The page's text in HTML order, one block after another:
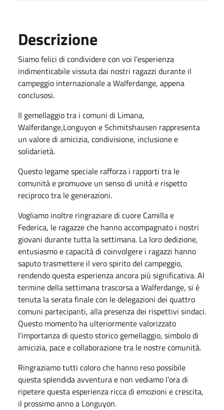
Descrizione
Siamo felici di condividere con voi l’esperienza
indimenticabile vissuta dai nostri ragazzi durante il
campeggio internazionale a Walferdange, appena
conclusosi.
Il gemellaggio tra i comuni di Limana,
Walferdange,Longuyon e Schmitshausen rappresenta
un valore di amicizia, condivisione, inclusione e
solidarietà.
Questo legame speciale rafforza i rapporti tra le
comunità e promuove un senso di unità e rispetto
reciproco tra le generazioni.
Vogliamo inoltre ringraziare di cuore Camilla e
Federica, le ragazze che hanno accompagnato i nostri
giovani durante tutta la settimana. La loro dedizione,
entusiasmo e capacità di coinvolgere i ragazzi hanno
saputo trasmettere il vero spirito del campeggio,
rendendo questa esperienza ancora più significativa. Al
termine della settimana trascorsa a Walferdange, si è
tenuta la serata finale con le delegazioni dei quattro
comuni partecipanti, alla presenza dei rispettivi sindaci.
Questo momento ha ulteriormente valorizzato
l’importanza di questo storico gemellaggio, simbolo di
amicizia, pace e collaborazione tra le nostre comunità.
Ringraziamo tutti coloro che hanno reso possibile
questa splendida avventura e non vediamo l’ora di
ripetere questa esperienza ricca di emozioni e crescita,
il prossimo anno a Longuyon.